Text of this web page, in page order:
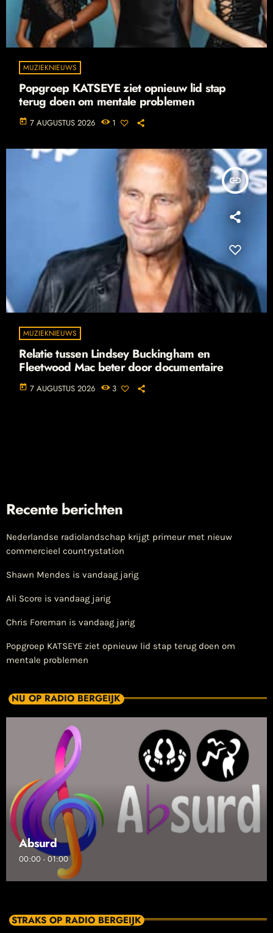
MUZIEKNIEUWS
Popgroep KATSEYE ziet opnieuw lid stap
terug doen om mentale problemen
today 7 AUGUSTUS 2026 1
insert_link
MUZIEKNIEUWS
Relatie tussen Lindsey Buckingham en
Fleetwood Mac beter door documentaire
today 7 AUGUSTUS 2026 3
Recente berichten
Nederlandse radiolandschap krijgt primeur met nieuw
commercieel countrystation
Shawn Mendes is vandaag jarig
Ali Score is vandaag jarig
Chris Foreman is vandaag jarig
Popgroep KATSEYE ziet opnieuw lid stap terug doen om
mentale problemen
NU OP RADIO BERGEIJK
Absurd
00:00 - 01:00
STRAKS OP RADIO BERGEIJK